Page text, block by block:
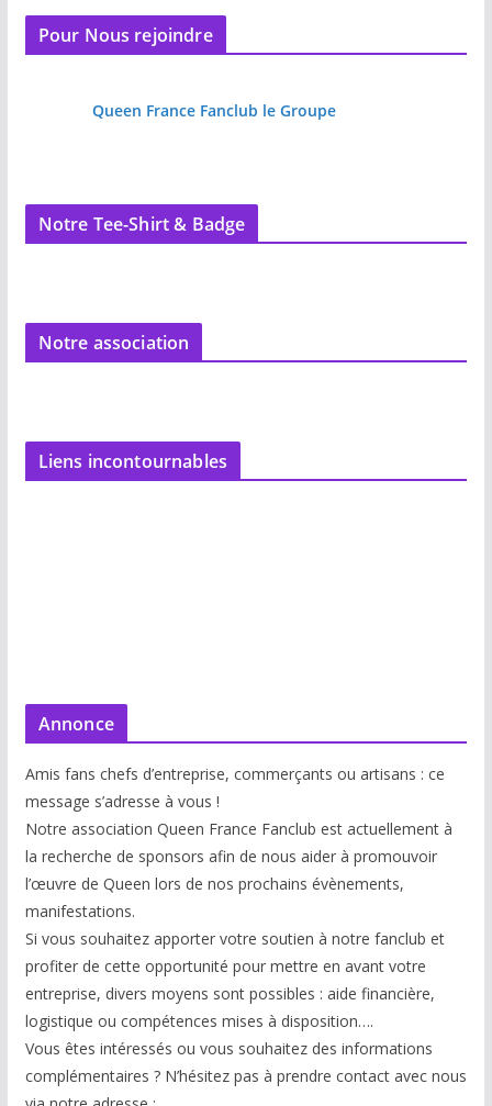
Pour Nous rejoindre
Queen France Fanclub le Groupe
Notre Tee-Shirt & Badge
Notre association
Liens incontournables
Annonce
Amis fans chefs d’entreprise, commerçants ou artisans : ce
message s’adresse à vous !
Notre association Queen France Fanclub est actuellement à
la recherche de sponsors afin de nous aider à promouvoir
l’œuvre de Queen lors de nos prochains évènements,
manifestations.
Si vous souhaitez apporter votre soutien à notre fanclub et
profiter de cette opportunité pour mettre en avant votre
entreprise, divers moyens sont possibles : aide financière,
logistique ou compétences mises à disposition….
Vous êtes intéressés ou vous souhaitez des informations
complémentaires ? N’hésitez pas à prendre contact avec nous